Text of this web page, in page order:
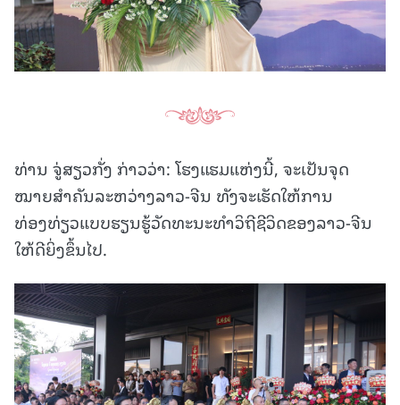
ທ່ານ ຈູ່ສຽວກັ່ງ ກ່າວວ່າ: ໂຮງແຮມແຫ່ງນີ້, ຈະເປັນຈຸດ
ໝາຍສໍາຄັນລະຫວ່າງລາວ-ຈີນ ທັງຈະເຮັດໃຫ້ການ
ທ່ອງທ່ຽວແບບຮຽນຮູ້ວັດທະນະທໍາວິຖີຊີວິດຂອງລາວ-ຈີນ
ໃຫ້ດີຍິ່ງຂຶ້ນໄປ.